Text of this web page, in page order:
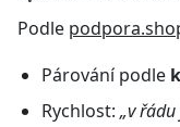
Podle
Párování podle
Rychlost:„v